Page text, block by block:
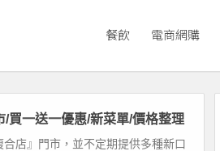
餐飲 電商網購
/買一送一優惠/新菜單/價格整理
店』門市，並不定期提供多種新口